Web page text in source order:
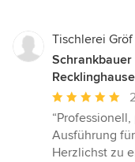
Tischlerei Gröf
Bewertung:
5
von
Ausführung
Herzlichst zu